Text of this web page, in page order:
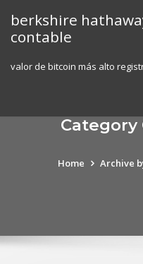
content
berkshire
contable
valor de bitcoin más alto
Category
Home Archive